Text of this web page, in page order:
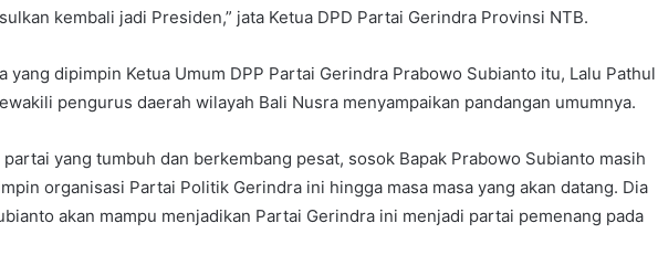
kembali jadi Presiden,” jata Ketua DPD Partai Gerindra Provinsi NTB.
yang dipimpin Ketua Umum DPP Partai Gerindra Prabowo Subianto itu, Lalu Pathul
pengurus daerah wilayah Bali Nusra menyampaikan pandangan umumnya.
yang tumbuh dan berkembang pesat, sosok Bapak Prabowo Subianto masih
organisasi Partai Politik Gerindra ini hingga masa masa yang akan datang. Dia
akan mampu menjadikan Partai Gerindra ini menjadi partai pemenang pada